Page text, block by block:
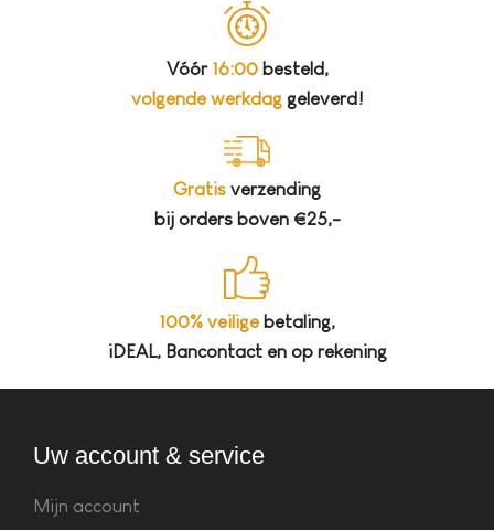
Vóór 16:00besteld,
volgende werkdaggeleverd!
Gratis verzending
bij orders boven €25,-
100% veiligebetaling,
iDEAL, Bancontact en op rekening
Uw account & service
Mijn account